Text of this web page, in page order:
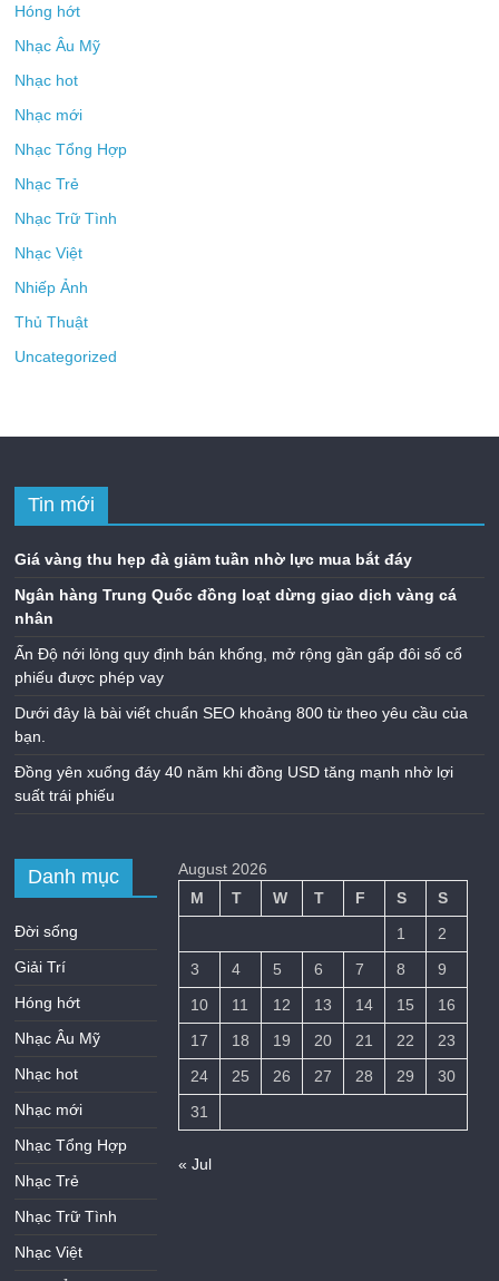
Hóng hớt
Nhạc Âu Mỹ
Nhạc hot
Nhạc mới
Nhạc Tổng Hợp
Nhạc Trẻ
Nhạc Trữ Tình
Nhạc Việt
Nhiếp Ảnh
Thủ Thuật
Uncategorized
Tin mới
Giá vàng thu hẹp đà giảm tuần nhờ lực mua bắt đáy
Ngân hàng Trung Quốc đồng loạt dừng giao dịch vàng cá
nhân
Ấn Độ nới lỏng quy định bán khống, mở rộng gần gấp đôi số cổ
phiếu được phép vay
Dưới đây là bài viết chuẩn SEO khoảng 800 từ theo yêu cầu của
bạn.
Đồng yên xuống đáy 40 năm khi đồng USD tăng mạnh nhờ lợi
suất trái phiếu
Danh mục
Đời sống
Giải Trí
Hóng hớt
Nhạc Âu Mỹ
Nhạc hot
Nhạc mới
Nhạc Tổng Hợp
Nhạc Trẻ
Nhạc Trữ Tình
Nhạc Việt
August 2026
M
T W T F S
S
1
2
3
4 5 6 7 8
9
10
11 12 13 14 15
16
17
18 19 20 21 22
23
24
25 26 27 28 29
30
31
« Jul